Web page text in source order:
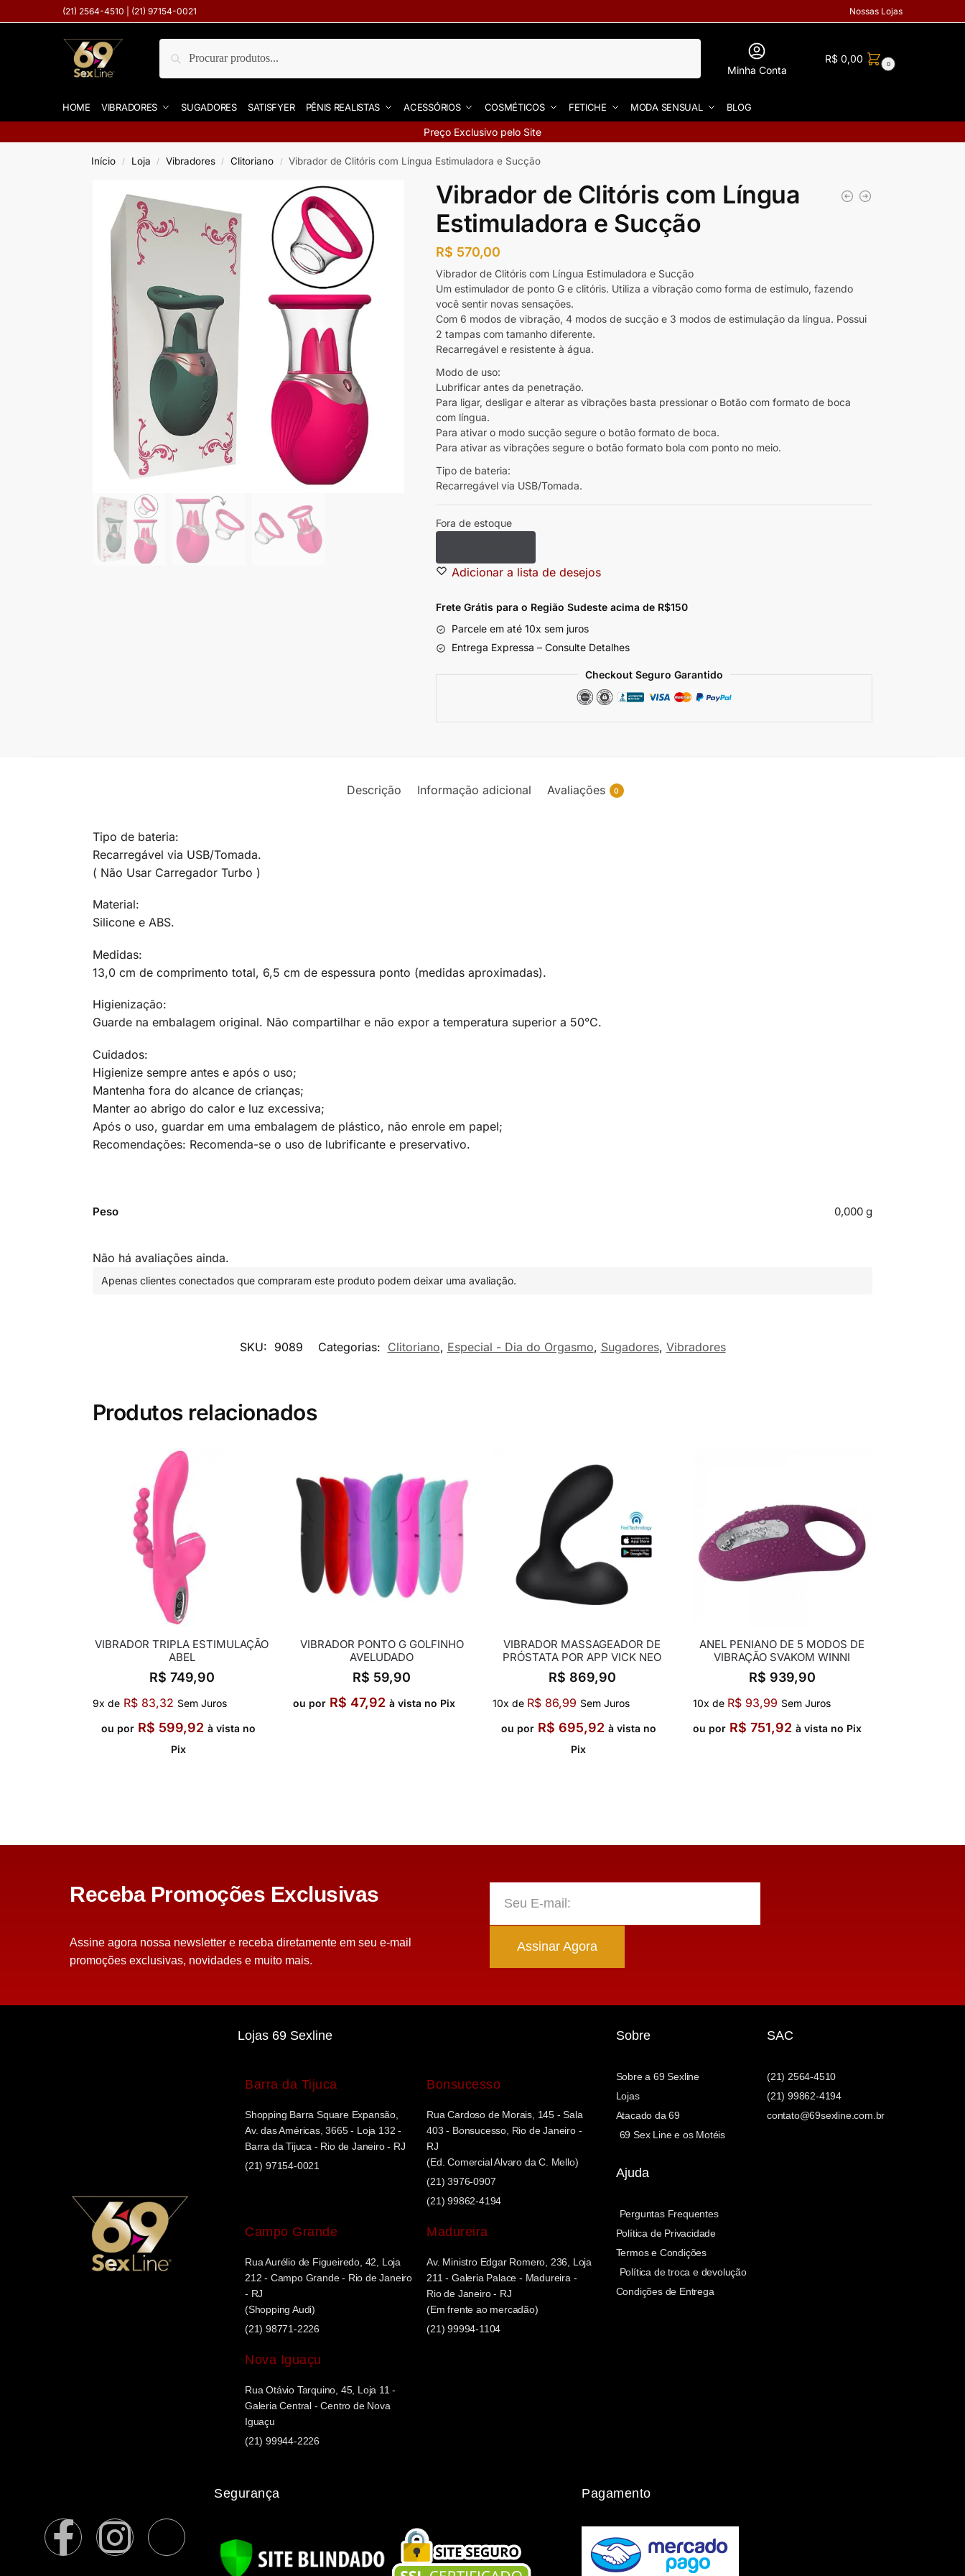
(21) 2564-4510 | (21) 97154-0021 Nossas Lojas
Pesquisar
Minha Conta
R$ 0,00 0
HOME VIBRADORES SUGADORES SATISFYER PÊNIS REALISTAS ACESSÓRIOS COSMÉTICOS FETICHE MODA SENSUAL BLOG
Preço Exclusivo pelo Site
Início / Loja / Vibradores / Clitoriano / Vibrador de Clitóris com Língua Estimuladora e Sucção
Vibrador de Clitóris com Língua
Estimuladora e Sucção
R$ 570,00
Vibrador de Clitóris com Língua Estimuladora e Sucção
Um estimulador de ponto G e clitóris. Utiliza a vibração como forma de estímulo, fazendo
você sentir novas sensações.
Com 6 modos de vibração, 4 modos de sucção e 3 modos de estimulação da língua. Possui
2 tampas com tamanho diferente.
Recarregável e resistente à água.
Modo de uso:
Lubrificar antes da penetração.
Para ligar, desligar e alterar as vibrações basta pressionar o Botão com formato de boca
com língua.
Para ativar o modo sucção segure o botão formato de boca.
Para ativar as vibrações segure o botão formato bola com ponto no meio.
Tipo de bateria:
Recarregável via USB/Tomada.
Fora de estoque
Adicionar a lista de desejos
Frete Grátis para o Região Sudeste acima de R$150
Parcele em até 10x sem juros
Entrega Expressa – Consulte Detalhes
Checkout Seguro Garantido
Descrição Informação adicional Avaliações 0
Tipo de bateria:
Recarregável via USB/Tomada.
( Não Usar Carregador Turbo )
Material:
Silicone e ABS.
Medidas:
13,0 cm de comprimento total, 6,5 cm de espessura ponto (medidas aproximadas).
Higienização:
Guarde na embalagem original. Não compartilhar e não expor a temperatura superior a 50°C.
Cuidados:
Higienize sempre antes e após o uso;
Mantenha fora do alcance de crianças;
Manter ao abrigo do calor e luz excessiva;
Após o uso, guardar em uma embalagem de plástico, não enrole em papel;
Recomendações: Recomenda-se o uso de lubrificante e preservativo.
Peso 0,000 g
Não há avaliações ainda.
Apenas clientes conectados que compraram este produto podem deixar uma avaliação.
SKU: 9089 Categorias: Clitoriano, Especial - Dia do Orgasmo, Sugadores, Vibradores
Produtos relacionados
VIBRADOR TRIPLA ESTIMULAÇÃO
ABEL
R$ 749,90
9x de R$83,32 Sem Juros
ou por R$ 599,92 à vista no
Pix
VIBRADOR PONTO G GOLFINHO
AVELUDADO
R$ 59,90
ou por R$ 47,92 à vista no Pix
VIBRADOR MASSAGEADOR DE
PRÓSTATA POR APP VICK NEO
R$ 869,90
10x de R$ 86,99 Sem Juros
ou por R$ 695,92 à vista no
Pix
ANEL PENIANO DE 5 MODOS DE
VIBRAÇÃO SVAKOM WINNI
R$ 939,90
10x de R$ 93,99 Sem Juros
ou por R$ 751,92 à vista no Pix
Receba Promoções Exclusivas
Assine agora nossa newsletter e receba diretamente em seu e-mail
promoções exclusivas, novidades e muito mais.
Assinar Agora
Lojas 69 Sexline
Barra da Tijuca
Shopping Barra Square Expansão,
Av. das Américas, 3665 - Loja 132 -
Barra da Tijuca - Rio de Janeiro - RJ
(21) 97154-0021
Bonsucesso
Rua Cardoso de Morais, 145 - Sala
403 - Bonsucesso, Rio de Janeiro -
RJ
(Ed. Comercial Alvaro da C. Mello)
(21) 3976-0907
(21) 99862-4194
Campo Grande
Rua Aurélio de Figueiredo, 42, Loja
212 - Campo Grande - Rio de Janeiro
- RJ
(Shopping Audi)
(21) 98771-2226
Madureira
Av. Ministro Edgar Romero, 236, Loja
211 - Galeria Palace - Madureira -
Rio de Janeiro - RJ
(Em frente ao mercadão)
(21) 99994-1104
Nova Iguaçu
Rua Otávio Tarquino, 45, Loja 11 -
Galeria Central - Centro de Nova
Iguaçu
(21) 99944-2226
Sobre
Sobre a 69 Sexline
Lojas
Atacado da 69
69 Sex Line e os Motéis
Ajuda
Perguntas Frequentes
Política de Privacidade
Termos e Condições
Política de troca e devolução
Condições de Entrega
SAC
(21) 2564-4510
(21) 99862-4194
contato@69sexline.com.br
Segurança Pagamento